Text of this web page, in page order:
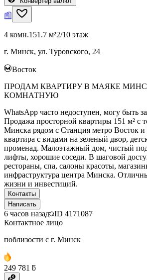
4 комн.151.7 м²2/10 этаж
г. Минск, ул. Туровского, 24
Восток
ПРОДАМ КВАРТИРУ В МАЯКЕ
КОМНАТНУЮ
WhatsApp часто недоступен, могу быть
Продажа просторной квартиры 151 м² с
Минска рядом с Станция метро Восток
квартира с видами на зеленый двор,
променад. Малоэтажный дом, чистый
лифты, хорошие соседи. В шаговой
рестораны, спа, салоны красоты,
инфраструктура центра Минска.
жизни и инвестиций.
Контакты
Написать
6 часов назад ID 4171087
Контактное лицо
поблизости с г. Минск
249 781 ƃ